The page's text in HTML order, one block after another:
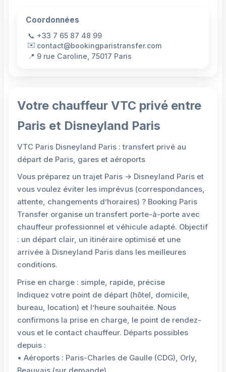
Coordonnées
📞 +33 7 65 87 48 99
✉️ contact@bookingparistransfer.com
📍 9 rue Caroline, 75017 Paris
Votre chauffeur VTC privé entre
Paris et Disneyland Paris
VTC Paris Disneyland Paris : transfert privé au
départ de Paris, gares et aéroports
Vous préparez un trajet Paris → Disneyland Paris et
vous voulez éviter les imprévus (correspondances,
attente, changements d’horaires) ? Booking Paris
Transfer organise un transfert porte-à-porte avec
chauffeur professionnel et véhicule adapté. Objectif
: un départ clair, un itinéraire optimisé et une
arrivée à Disneyland Paris dans les meilleures
conditions.
Prise en charge : simple, rapide, précise
Indiquez votre point de départ (hôtel, domicile,
bureau, location) et l’heure souhaitée. Nous
confirmons la prise en charge, le point de rendez-
vous et le contact chauffeur. Départs possibles
depuis :
• Aéroports : Paris-Charles de Gaulle (CDG), Orly,